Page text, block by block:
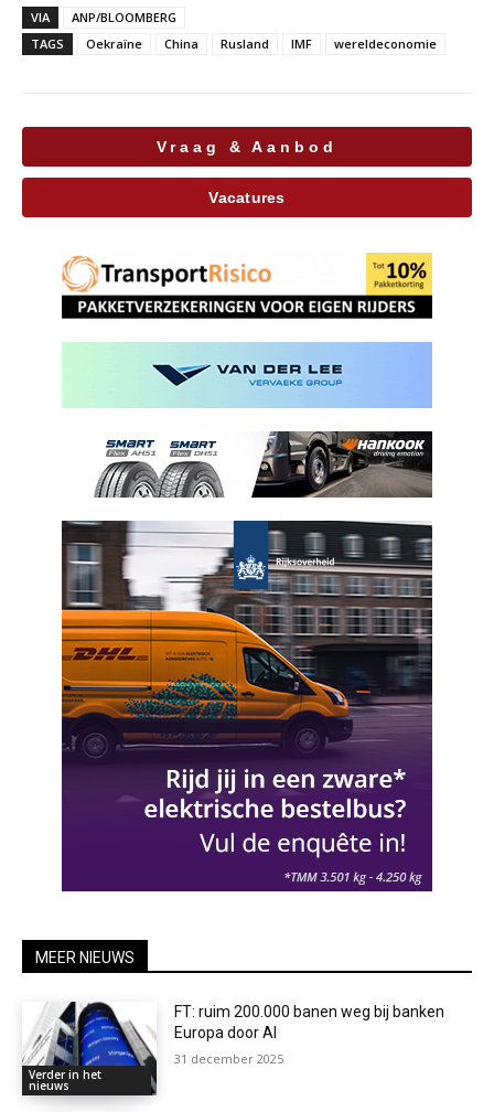
VIA
ANP/BLOOMBERG
TAGS
Oekraïne China Rusland IMF wereldeconomie
Vraag & Aanbod
Vacatures
MEER NIEUWS
Verder in het
nieuws
FT: ruim 200.000 banen weg bij banken
Europa door AI
31 december 2025